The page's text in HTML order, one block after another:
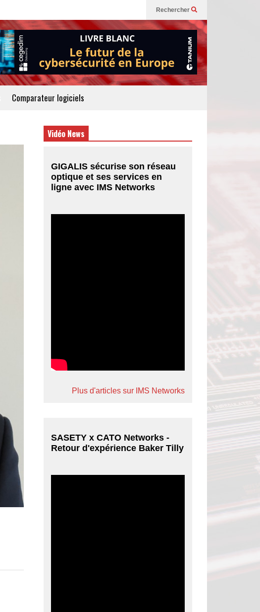
Rechercher
Comparateur logiciels
Vidéo News
GIGALIS sécurise son réseau
optique et ses services en
ligne avec IMS Networks
Plus d'articles sur IMS Networks
SASETY x CATO Networks -
Retour d'expérience Baker Tilly